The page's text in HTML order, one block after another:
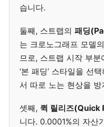
습니다.
둘째, 스트랩의 패딩
는 크로노그래프 모델
므로, 스트랩 시작 부
‘본 패딩’ 스타일을 선
서 따로 노는 현상을 방
셋째, 퀵 릴리즈(Quick
니다. 0.0001%의 자산